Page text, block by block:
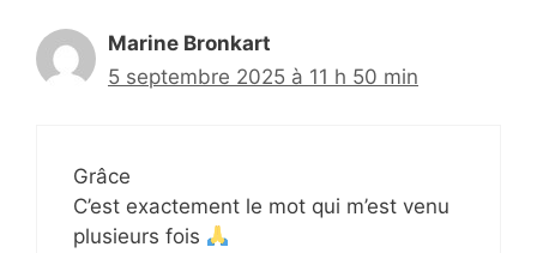
Marine Bronkart
5 septembre 2025 à 11 h 50 min
Grâce
C’est exactement le mot qui m’est venu
plusieurs fois